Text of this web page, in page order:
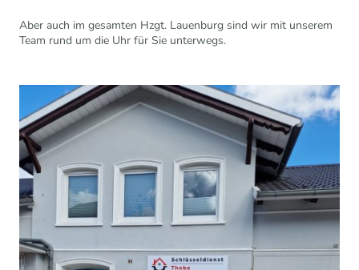
Aber auch im gesamten Hzgt. Lauenburg sind wir mit unserem
Team rund um die Uhr für Sie unterwegs.